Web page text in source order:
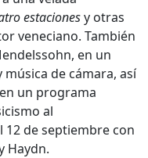
estacionesy otras
veneciano. También
en un
de cámara, así
un programa
al
12 de septiembre con
Haydn.